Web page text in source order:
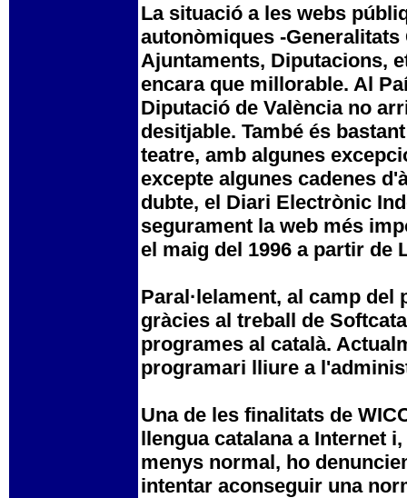
La situació a les webs
autonòmiques -Generalitats
Ajuntaments, Diputacions,
encara que millorable. Al
Diputació de València no
desitjable. També és
teatre, amb algunes
excepte algunes cadenes
dubte, el Diari Electrònic
segurament la web més
el maig del 1996 a partir de
Paral·lelament, al camp
gràcies al treball de
programes al català.
programari lliure a
Una de les finalitats de
llengua catalana a Internet
menys normal, ho
intentar aconseguir una